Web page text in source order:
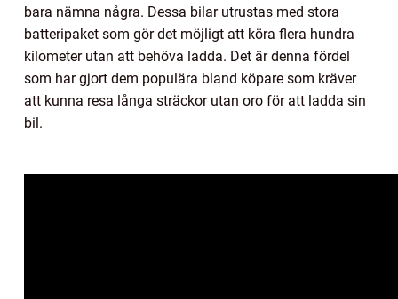
bara nämna några. Dessa bilar utrustas med stora
batteripaket som gör det möjligt att köra flera hundra
kilometer utan att behöva ladda. Det är denna fördel
som har gjort dem populära bland köpare som kräver
att kunna resa långa sträckor utan oro för att ladda sin
bil.